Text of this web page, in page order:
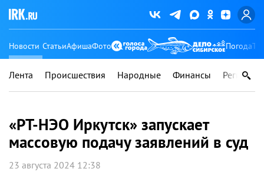
Новости СтатьиАфишаФото Погода
Лента Происшествия Народные Финансы Регионы
«РТ-НЭО Иркутск» запускает
массовую подачу заявлений в суд
23 августа 2024 12:38